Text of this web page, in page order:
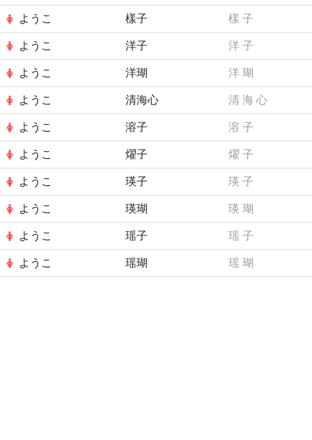
ようこ 樣子 樣 子
ようこ 洋子 洋 子
ようこ 洋瑚 洋 瑚
ようこ 清海心 清 海 心
ようこ 溶子 溶 子
ようこ 燿子 燿 子
ようこ 瑛子 瑛 子
ようこ 瑛瑚 瑛 瑚
ようこ 瑶子 瑶 子
ようこ 瑶瑚 瑶 瑚